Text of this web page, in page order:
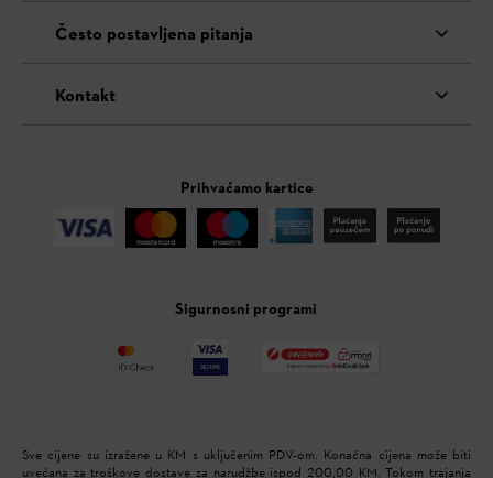
Često postavljena pitanja
Kontakt
Prihvaćamo kartice
Sigurnosni programi
Sve cijene su izražene u KM s uključenim PDV-om. Konačna cijena može biti
uvećana za troškove dostave za narudžbe ispod 200,00 KM. Tokom trajanja